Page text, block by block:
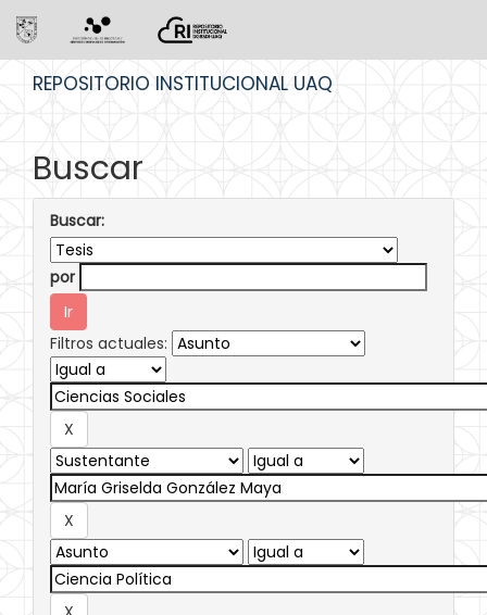
REPOSITORIO INSTITUCIONAL UAQ
Buscar
Buscar:
por
Filtros actuales: